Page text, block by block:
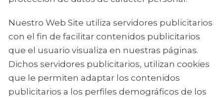
Nuestro Web Site utiliza servidores publicitarios
con el fin de facilitar contenidos publicitarios
que el usuario visualiza en nuestras páginas.
Dichos servidores publicitarios, utilizan cookies
que le permiten adaptar los contenidos
publicitarios a los perfiles demográficos de los